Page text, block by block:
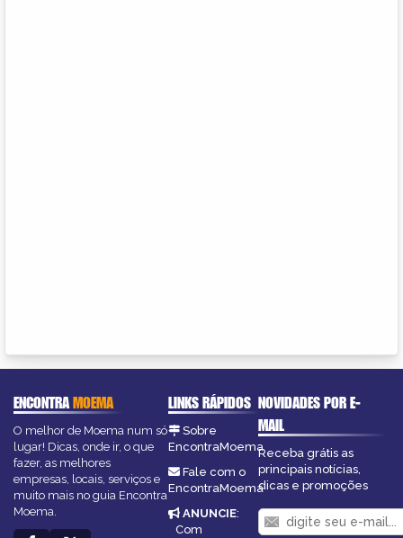
ENCONTRAMOEMA
O melhor de Moema num só
lugar! Dicas, onde ir, o que
fazer, as melhores
empresas, locais, serviços e
muito mais no guia Encontra
Moema.
LINKS RÁPIDOS
Sobre
EncontraMoema
Fale com o
EncontraMoema
ANUNCIE:
Com
NOVIDADES POR E-
MAIL
Receba grátis as
principais notícias,
dicas e promoções